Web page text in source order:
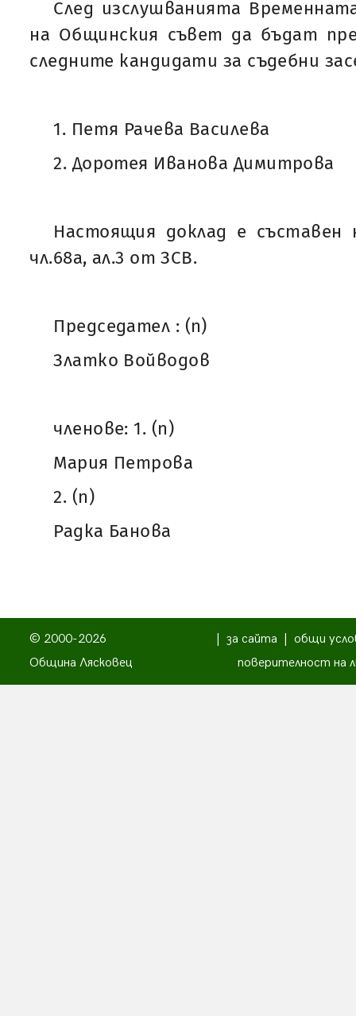
След изслушванията
на Общинския съвет да бъдат
следните кандидати за съдебни
1. Петя Рачева Василева
2. Доротея Иванова Димитрова
Настоящия доклад е съставен
чл.68а, ал.3 от ЗСВ.
Председател : (п)
Златко Войводов
членове: 1. (п)
Мария Петрова
2. (п)
Радка Банова
© 2000-2026
Община Лясковец
за сайта
общи
поверителност на